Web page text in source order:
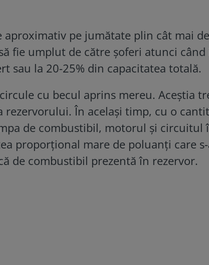
aproximativ pe jumătate plin cât mai
fie umplut de către șoferi atunci
sau la 20-25% din capacitatea totală.
cu becul aprins mereu. Aceștia
rezervorului. În același timp, cu o
de combustibil, motorul și circuitul
proporțional mare de poluanți care
de combustibil prezentă în rezervor.